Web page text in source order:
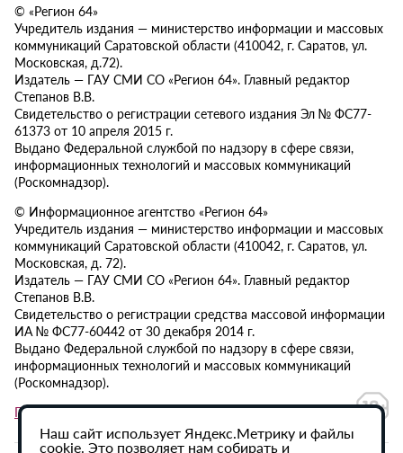
© «Регион 64»
Учредитель издания — министерство информации и массовых
коммуникаций Саратовской области (410042, г. Саратов, ул.
Московская, д.72).
Издатель — ГАУ СМИ СО «Регион 64». Главный редактор
Степанов В.В.
Свидетельство о регистрации сетевого издания Эл № ФС77-
61373 от 10 апреля 2015 г.
Выдано Федеральной службой по надзору в сфере связи,
информационных технологий и массовых коммуникаций
(Роскомнадзор).
© Информационное агентство «Регион 64»
Учредитель издания — министерство информации и массовых
коммуникаций Саратовской области (410042, г. Саратов, ул.
Московская, д. 72).
Издатель — ГАУ СМИ СО «Регион 64». Главный редактор
Степанов В.В.
Свидетельство о регистрации средства массовой информации
ИА № ФС77-60442 от 30 декабря 2014 г.
Выдано Федеральной службой по надзору в сфере связи,
информационных технологий и массовых коммуникаций
(Роскомнадзор).
Политика в отношении обработки персональных данных
Наш сайт использует Яндекс.Метрику и файлы
cookie. Это позволяет нам собирать и